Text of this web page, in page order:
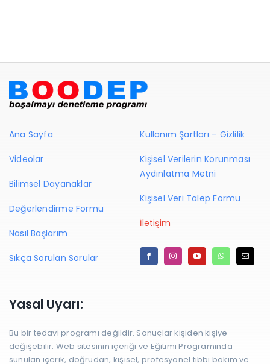
Ana Sayfa
Videolar
Bilimsel Dayanaklar
Değerlendirme Formu
Nasıl Başlarım
Sıkça Sorulan Sorular
Kullanım Şartları – Gizlilik
Kişisel Verilerin Korunması
Aydınlatma Metni
Kişisel Veri Talep Formu
İletişim
Yasal Uyarı:
Bu bir tedavi programı değildir. Sonuçlar kişiden kişiye
değişebilir. Web sitesinin içeriği ve Eğitimi Programında
sunulan içerik, doğrudan, kişisel, profesyonel tıbbi bakım ve